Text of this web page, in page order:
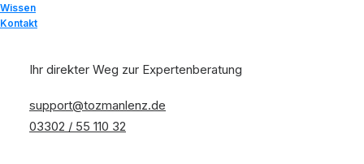
Wissen
Kontakt
Ihr direkter Weg zur Expertenberatung
support@tozmanlenz.de
03302 / 55 110 32